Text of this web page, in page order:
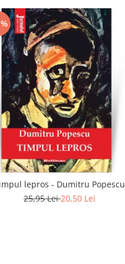
lepros - Dumitru Popescu
25,95 Lei20,50 Lei